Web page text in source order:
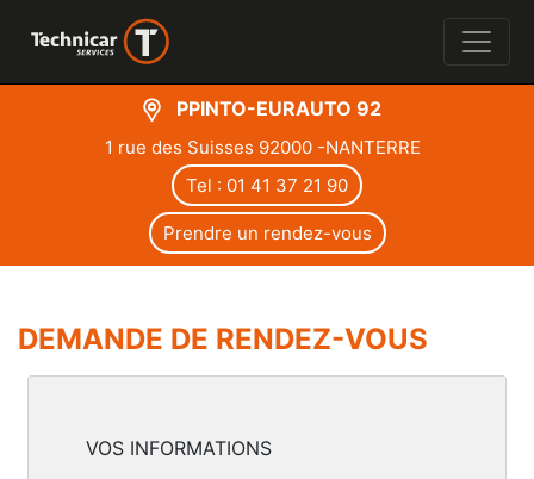
PPINTO-EURAUTO 92
1 rue des Suisses 92000 -NANTERRE
Tel : 01 41 37 21 90
Prendre un rendez-vous
DEMANDE DE RENDEZ-VOUS
VOS INFORMATIONS